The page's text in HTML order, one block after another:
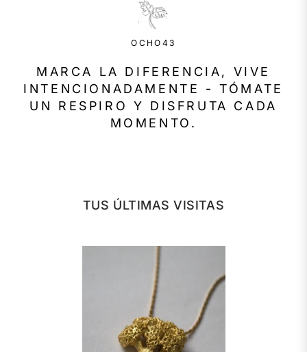
OCHO43
MARCA LA DIFERENCIA, VIVE
INTENCIONADAMENTE - TÓMATE
UN RESPIRO Y DISFRUTA CADA
MOMENTO.
TUS ÚLTIMAS VISITAS